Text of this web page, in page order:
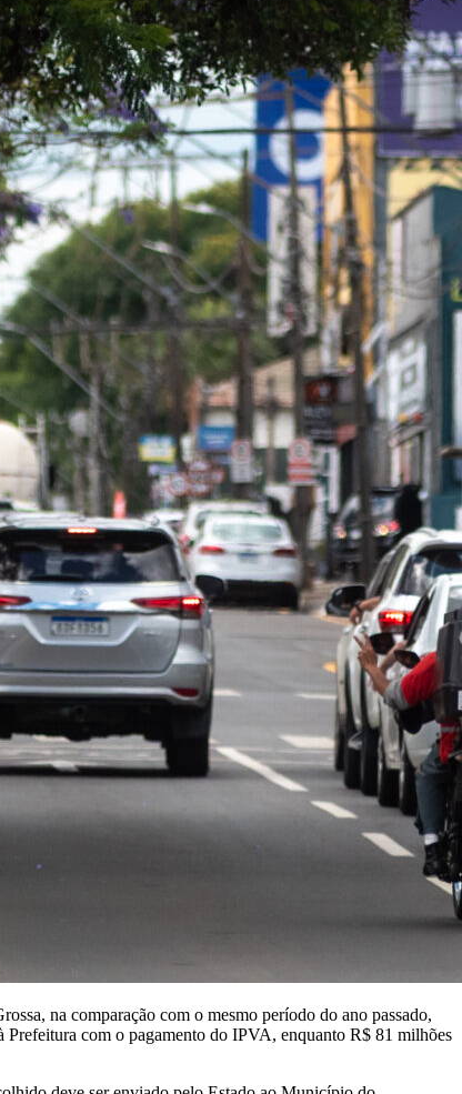
na comparação com o mesmo período do ano passado,
com o pagamento do IPVA, enquanto R$ 81 milhões